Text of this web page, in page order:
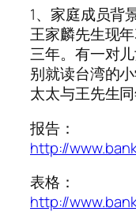
1、家庭成员背
王家麟先生现
三年。有一对
别就读台湾的
太太与王先生
报告：
http://
表格：
http://